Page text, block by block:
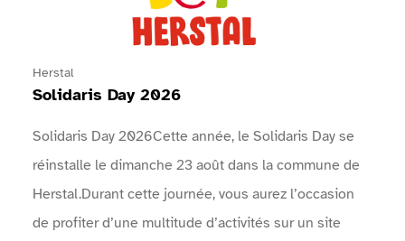
Herstal
Solidaris Day 2026
Solidaris Day 2026Cette année, le Solidaris Day se
réinstalle le dimanche 23 août dans la commune de
Herstal.Durant cette journée, vous aurez l’occasion
de profiter d’une multitude d’activités sur un site